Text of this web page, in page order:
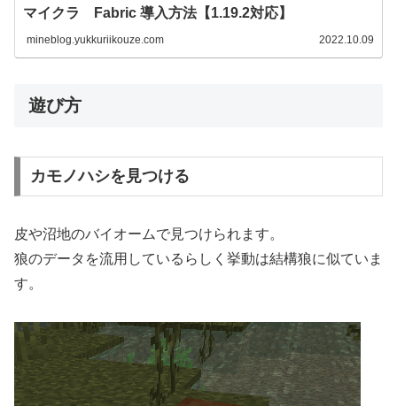
マイクラ Fabric 導入方法【1.19.2対応】
mineblog.yukkuriikouze.com 2022.10.09
遊び方
カモノハシを見つける
皮や沼地のバイオームで見つけられます。
狼のデータを流用しているらしく挙動は結構狼に似ていま
す。